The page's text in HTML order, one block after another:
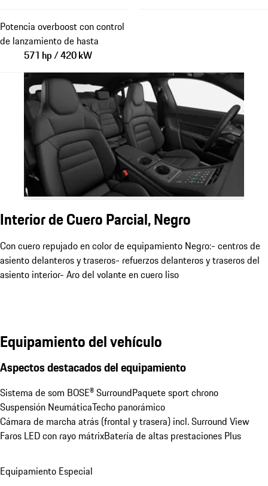
Potencia overboost con control
de lanzamiento de hasta
571 hp / 420 kW
Interior de Cuero Parcial, Negro
Con cuero repujado en color de equipamiento Negro:- centros de
asiento delanteros y traseros- refuerzos delanteros y traseros del
asiento interior- Aro del volante en cuero liso
Equipamiento del vehículo
Aspectos destacados del equipamiento
Sistema de som BOSE® SurroundPaquete sport chrono
Suspensión NeumáticaTecho panorámico
Cámara de marcha atrás (frontal y trasera) incl. Surround View
Faros LED con rayo mátrixBatería de altas prestaciones Plus
Equipamiento Especial